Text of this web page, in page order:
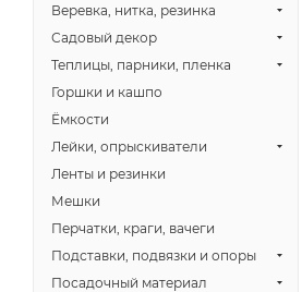
Веревка, нитка, резинка
Садовый декор
Теплицы, парники, пленка
Горшки и кашпо
Ёмкости
Лейки, опрыскиватели
Ленты и резинки
Мешки
Перчатки, краги, вачеги
Подставки, подвязки и опоры
Посадочный материал